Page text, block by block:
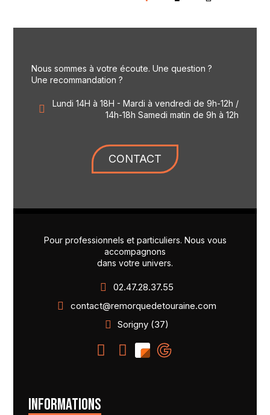
Nous sommes à votre écoute. Une question ?
Une recommandation ?
Lundi 14H à 18H - Mardi à vendredi de 9h-12h /
14h-18h Samedi matin de 9h à 12h
CONTACT
Pour professionnels et particuliers. Nous vous
accompagnons
dans votre univers.
02.47.28.37.55
contact@remorquedetouraine.com
Sorigny (37)
INFORMATIONS